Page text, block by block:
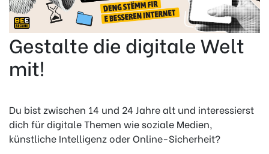
Gestalte die digitale Welt
mit!
Du bist zwischen 14 und 24 Jahre alt und interessierst
dich für digitale Themen wie soziale Medien,
künstliche Intelligenz oder Online-Sicherheit?